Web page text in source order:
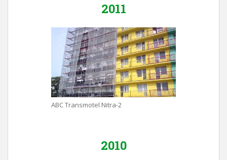
2011
ABC Transmotel Nitra-2
2010